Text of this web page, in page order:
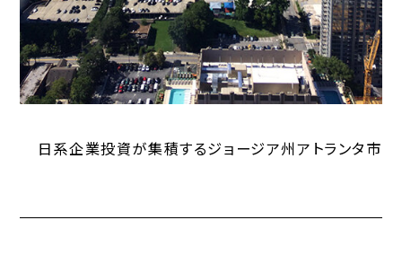
日系企業投資が集積するジョージア州アトランタ市